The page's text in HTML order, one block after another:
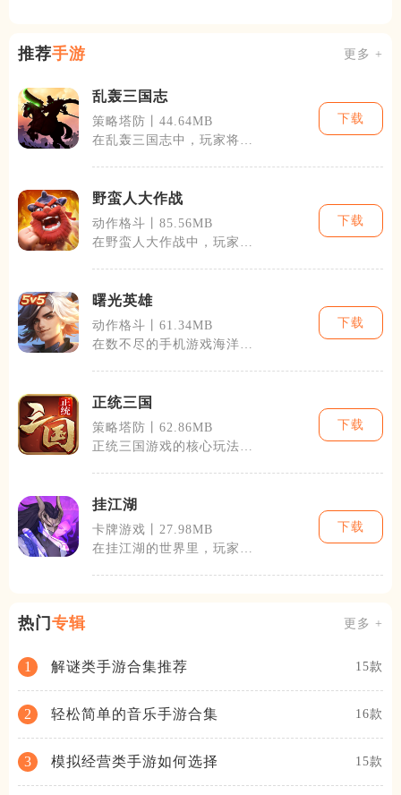
推荐手游 更多 +
乱轰三国志
策略塔防丨44.64MB
在乱轰三国志中，玩家将遵
下载
野蛮人大作战
动作格斗丨85.56MB
在野蛮人大作战中，玩家将
下载
曙光英雄
动作格斗丨61.34MB
在数不尽的手机游戏海洋
下载
正统三国
策略塔防丨62.86MB
正统三国游戏的核心玩法围
下载
挂江湖
卡牌游戏丨27.98MB
在挂江湖的世界里，玩家可
下载
热门 专辑 更多 +
1 解谜类手游合集推荐 15款
2 轻松简单的音乐手游合集 16款
3 模拟经营类手游如何选择 15款